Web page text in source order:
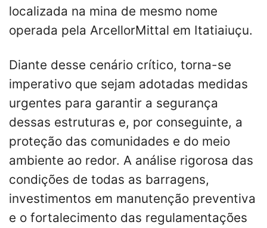
localizada na mina de mesmo nome
operada pela ArcellorMittal em Itatiaiuçu.
Diante desse cenário crítico, torna-se
imperativo que sejam adotadas medidas
urgentes para garantir a segurança
dessas estruturas e, por conseguinte, a
proteção das comunidades e do meio
ambiente ao redor. A análise rigorosa das
condições de todas as barragens,
investimentos em manutenção preventiva
e o fortalecimento das regulamentações